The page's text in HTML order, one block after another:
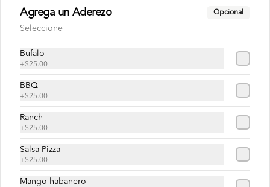
Bebidas
Agrega un Aderezo Opcional
Seleccione
Bufalo
+$25.00
BBQ
+$25.00
Ranch
+$25.00
Salsa Pizza
+$25.00
Mango habanero